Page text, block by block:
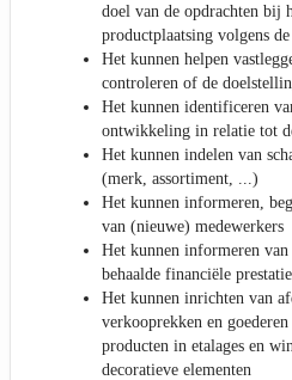
doel van de opdrachten bij
productplaatsing volgens
Het kunnen helpen
controleren of de
Het kunnen identificeren
ontwikkeling in relatie tot
Het kunnen indelen van
(merk, assortiment, ...)
Het kunnen informeren,
van (nieuwe) medewerkers
Het kunnen informeren van
behaalde financiële
Het kunnen inrichten van
verkooprekken en
producten in etalages en
decoratieve elementen